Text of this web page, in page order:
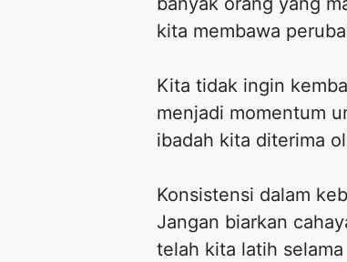
kita membawa
Kita tidak ingin
menjadi momentum
ibadah kita diterima
Konsistensi dalam
Jangan biarkan
telah kita latih